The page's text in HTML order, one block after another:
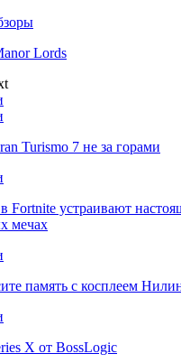
Lords
Turismo 7 не за горами
Fortnite устраивают
мечах
память с косплеем
X от BossLogic